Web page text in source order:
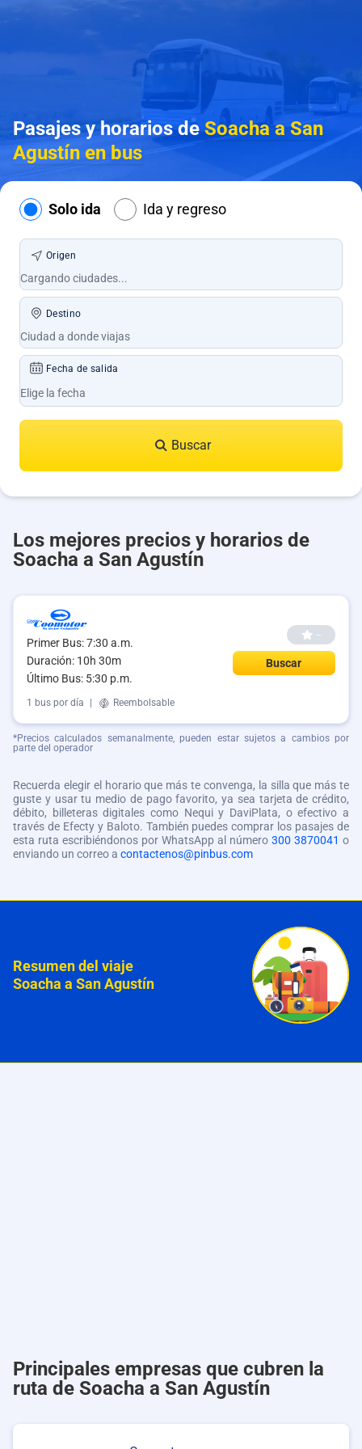
Pasajes y horarios deSoacha a San
Agustín en bus
Solo ida Ida y regreso
Origen
Destino
Fecha de salida
Buscar
Los mejores precios y horarios de
Soacha a San Agustín
Primer Bus: 7:30 a.m.
Duración: 10h 30m
Último Bus: 5:30 p.m.
--
Buscar
1 bus por día Reembolsable
*Precios calculados semanalmente, pueden estar sujetos a cambios por
parte del operador
Recuerda elegir el horario que más te convenga, la silla que más te
guste y usar tu medio de pago favorito, ya sea tarjeta de crédito,
débito, billeteras digitales como Nequi y DaviPlata, o efectivo a
través de Efecty y Baloto. También puedes comprar los pasajes de
esta ruta escribiéndonos por WhatsApp al número 300 3870041 o
enviando un correo a contactenos@pinbus.com
Resumen del viaje
Soacha a San Agustín
Principales empresas que cubren la
ruta de Soacha a San Agustín